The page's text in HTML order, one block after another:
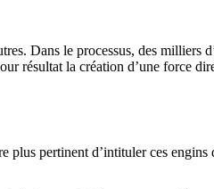
Dans le processus, des milliers
résultat la création d’une force
plus pertinent d’intituler ces engins